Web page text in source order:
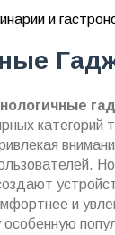
и
категорий
и